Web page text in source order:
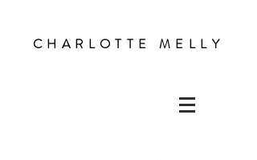
CHARLOTTE MELLY